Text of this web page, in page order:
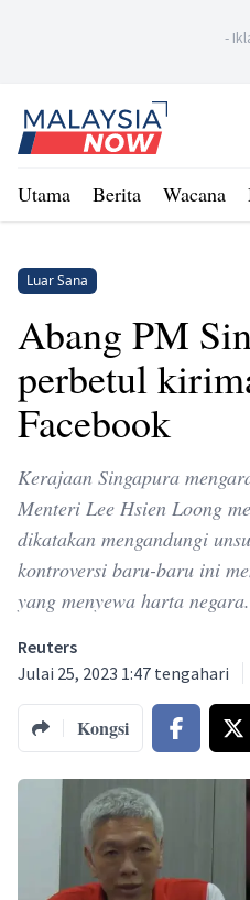
-
Home
Utama Berita Wacana
Luar Sana
Abang PM
perbetul
Facebook
Kerajaan Singapura
Menteri Lee Hsien Loong
dikatakan mengandungi
kontroversi baru-baru ini
yang menyewa harta negara.
Reuters
Julai 25, 2023 1:47 tengahari
Kongsi